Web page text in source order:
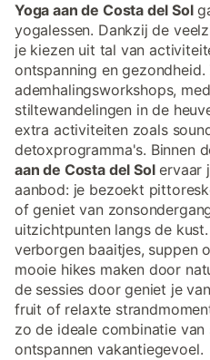
Yoga aan de Costa del Sol
yogalessen. Dankzij de
je kiezen uit tal van
ontspanning en
ademhalingsworkshops,
stiltewandelingen in de
extra activiteiten zoals
detoxprogramma's. Binnen
aan de Costa del Solervaar
aanbod: je bezoekt
of geniet van
uitzichtpunten langs de
verborgen baaitjes, suppen
mooie hikes maken door
de sessies door geniet je
fruit of relaxte
zo de ideale combinatie
ontspannen vakantiegevoel.